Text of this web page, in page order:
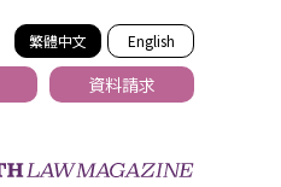
繁體中文 English
資料請求